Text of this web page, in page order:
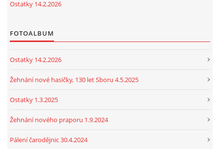
Ostatky 14.2.2026
FOTOALBUM
Ostatky 14.2.2026
Žehnání nové hasičky, 130 let Sboru 4.5.2025
Ostatky 1.3.2025
Žehnání nového praporu 1.9.2024
Pálení čarodějnic 30.4.2024